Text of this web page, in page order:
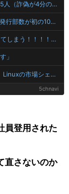
海外の刑務所に収監されている韓国人急増、1,325人（詐偽が4分の1） 日本には254人
かつて650万部を誇った「週刊少年ジャンプ」、発行部数が初の100万部割れ
【悲報】ドジャースファン、大谷翔平にブチギレてしまう！！！！！！
」
「Linuxで十分じゃね…？」世界が気付き始める Linuxの市場シェアが初めて10%超える
5chnavi
員登用された
直さないのか